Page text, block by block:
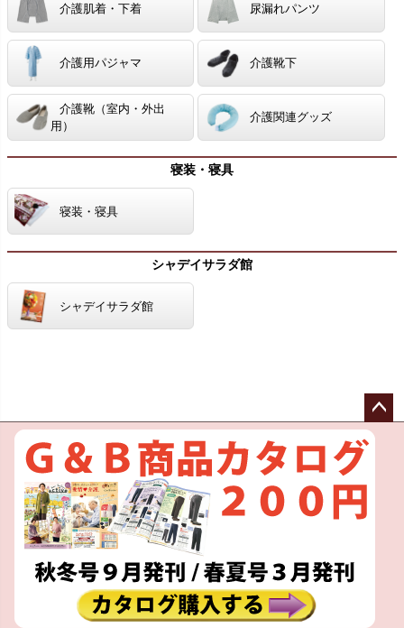
介護肌着・下着 尿漏れパンツ
介護用パジャマ 介護靴下
介護靴（室内・外出
用）
介護関連グッズ
寝装・寝具
寝装・寝具
シャデイサラダ館
シャデイサラダ館
ペー
へ